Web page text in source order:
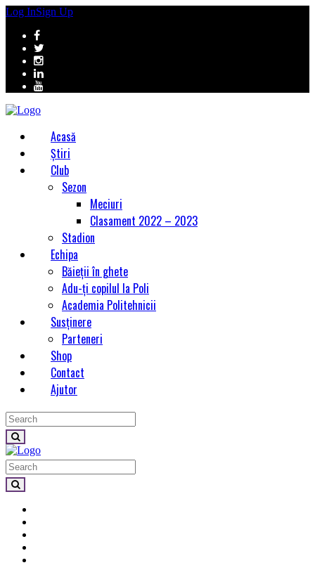
Log InSign Up
Acasă
Știri
Club
Sezon
Meciuri
Clasament 2022 – 2023
Stadion
Echipa
Băieții în ghete
Adu-ți copilul la Poli
Academia Politehnicii
Susținere
Parteneri
Shop
Contact
Ajutor